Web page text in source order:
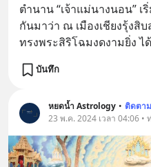
ตำนาน “เจ้าแม่นางนอน” เ
กันมาว่า ณ เมืองเชียงรุ้งสิ
ทรงพระสิริโฉมงดงามยิ่ง ไ
บันทึก
หยดน้ำ Astrology • ติดตาม
23 พ.ค. 2024 เวลา 04:06 •